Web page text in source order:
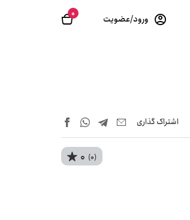
0 ورود/عضویت
اشتراک‌ گذاری
0 (0)